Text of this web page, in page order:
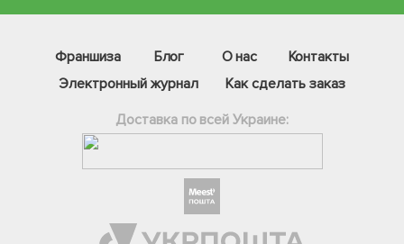
Франшиза Блог О нас
Контакты
Электронный журнал
Как сделать заказ
Доставка по всей Украине: